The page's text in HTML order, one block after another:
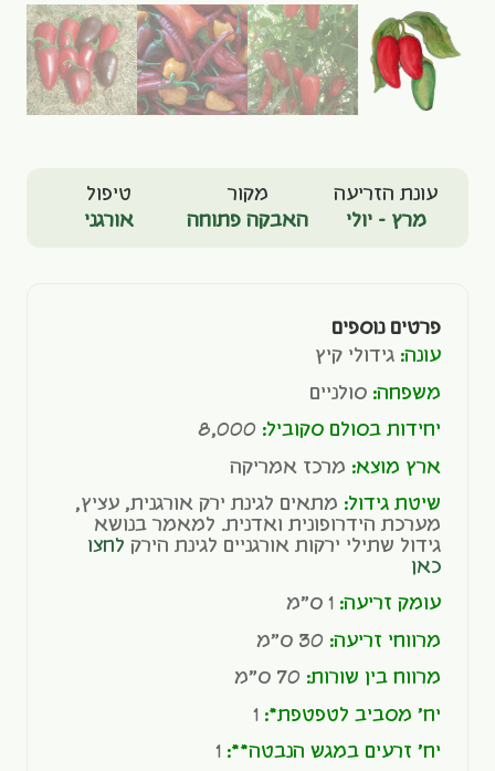
עונת הזריעה
מרץ - יולי
מקור
האבקה פתוחה
טיפול
אורגני
פרטים נוספים
עונה: גידולי קיץ
משפחה: סולניים
יחידות בסולם סקוביל:
ארץ מוצא: מרכז אמריקה
שיטת גידול: מתאים לגינת ירק אורגנית, עציץ,
מערכת הידרופונית ואדנית. למאמר בנושא
גידול שתילי ירקות אורגניים לגינת הירק לחצו
כאן
עומק זריעה:
מרווחי זריעה:
מרווח בין שורות:
יח' מסביב לטפטפת*: 1
יח' זרעים במגש הנבטה**: